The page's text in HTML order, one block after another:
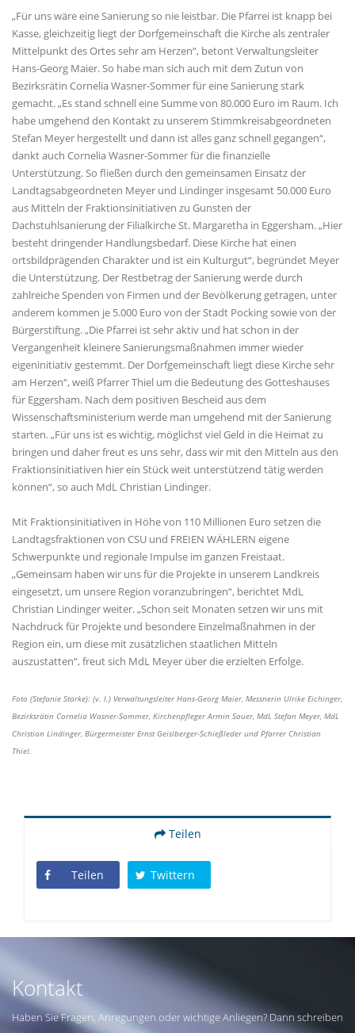
Für uns wäre eine Sanierung so nie leistbar. Die Pfarrei ist knapp bei
Kasse, gleichzeitig liegt der Dorfgemeinschaft die Kirche als zentraler
Mittelpunkt des Ortes sehr am Herzen“, betont Verwaltungsleiter
Hans-Georg Maier. So habe man sich auch mit dem Zutun von
Bezirksrätin Cornelia Wasner-Sommer für eine Sanierung stark
gemacht. „Es stand schnell eine Summe von 80.000 Euro im Raum. Ich
habe umgehend den Kontakt zu unserem Stimmkreisabgeordneten
Stefan Meyer hergestellt und dann ist alles ganz schnell gegangen“,
dankt auch Cornelia Wasner-Sommer für die finanzielle
Unterstützung. So fließen durch den gemeinsamen Einsatz der
Landtagsabgeordneten Meyer und Lindinger insgesamt 50.000 Euro
aus Mitteln der Fraktionsinitiativen zu Gunsten der
Dachstuhlsanierung der Filialkirche St. Margaretha in Eggersham. „Hier
besteht dringender Handlungsbedarf. Diese Kirche hat einen
ortsbildprägenden Charakter und ist ein Kulturgut“, begründet Meyer
die Unterstützung. Der Restbetrag der Sanierung werde durch
zahlreiche Spenden von Firmen und der Bevölkerung getragen, unter
anderem kommen je 5.000 Euro von der Stadt Pocking sowie von der
Bürgerstiftung. „Die Pfarrei ist sehr aktiv und hat schon in der
Vergangenheit kleinere Sanierungsmaßnahmen immer wieder
eigeninitiativ gestemmt. Der Dorfgemeinschaft liegt diese Kirche sehr
am Herzen“, weiß Pfarrer Thiel um die Bedeutung des Gotteshauses
für Eggersham. Nach dem positiven Bescheid aus dem
Wissenschaftsministerium werde man umgehend mit der Sanierung
starten. „Für uns ist es wichtig, möglichst viel Geld in die Heimat zu
bringen und daher freut es uns sehr, dass wir mit den Mitteln aus den
Fraktionsinitiativen hier ein Stück weit unterstützend tätig werden
können“, so auch MdL Christian Lindinger.
Mit Fraktionsinitiativen in Höhe von 110 Millionen Euro setzen die
Landtagsfraktionen von CSU und FREIEN WÄHLERN eigene
Schwerpunkte und regionale Impulse im ganzen Freistaat.
Gemeinsam haben wir uns für die Projekte in unserem Landkreis
eingesetzt, um unsere Region voranzubringen“, berichtet MdL
Christian Lindinger weiter. „Schon seit Monaten setzen wir uns mit
Nachdruck für Projekte und besondere Einzelmaßnahmen in der
Region ein, um diese mit zusätzlichen staatlichen Mitteln
auszustatten“, freut sich MdL Meyer über die erzielten Erfolge.
Foto (Stefanie Starke): (v. l.) Verwaltungsleiter Hans-Georg Maier, Messnerin Ulrike Eichinger,
Bezirksrätin Cornelia Wasner-Sommer, Kirchenpfleger Armin Sauer, MdL Stefan Meyer, MdL
Christian Lindinger, Bürgermeister Ernst Geislberger-Schießleder und Pfarrer Christian
Thiel.
Teilen
Teilen Twittern
Kontakt
Haben Sie Fragen, Anregungen oder wichtige Anliegen? Dann schreiben